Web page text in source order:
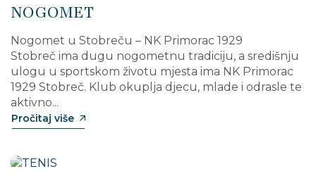
NOGOMET
Nogomet u Stobreču – NK Primorac 1929
Stobreč ima dugu nogometnu tradiciju, a središnju
ulogu u sportskom životu mjesta ima NK Primorac
1929 Stobreč. Klub okuplja djecu, mlade i odrasle te
aktivno...
Pročitaj više